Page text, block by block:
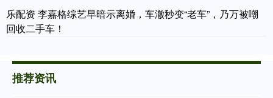
乐配资 李嘉格综艺早暗示离婚，车澈秒变“老车”，乃万被嘲
回收二手车！
推荐资讯